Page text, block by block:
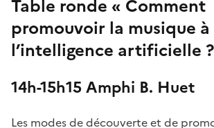
Table ronde « Comment
promouvoir la musique à
l’intelligence artificielle
14h-15h15 Amphi B. Huet
Les modes de découverte et de